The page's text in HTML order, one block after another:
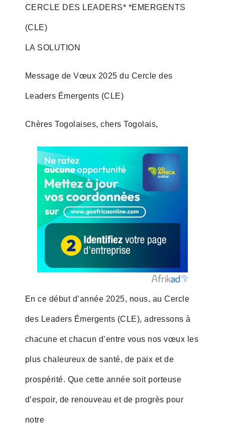
CERCLE DES LEADERS* *EMERGENTS
(CLE)
LA SOLUTION
Message de Vœux 2025 du Cercle des
Leaders Émergents (CLE)
Chères Togolaises, chers Togolais,
En ce début d’année 2025, nous, au Cercle
des Leaders Émergents (CLE), adressons à
chacune et chacun d’entre vous nos vœux les
plus chaleureux de santé, de paix et de
prospérité. Que cette année soit porteuse
d’espoir, de renouveau et de progrès pour
notre